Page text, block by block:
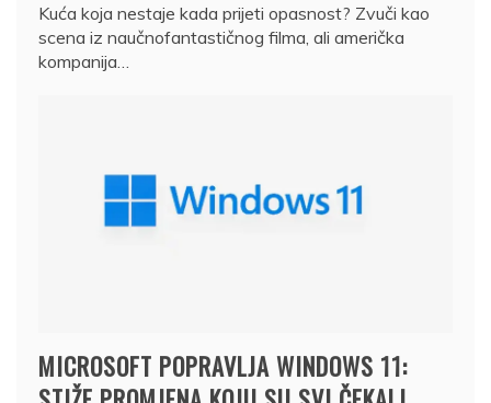
Kuća koja nestaje kada prijeti opasnost? Zvuči kao
scena iz naučnofantastičnog filma, ali američka
kompanija…
MICROSOFT POPRAVLJA WINDOWS 11: